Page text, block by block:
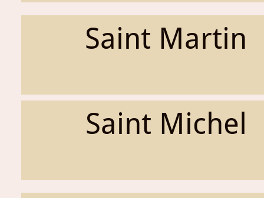
Saint Martin
Saint Michel